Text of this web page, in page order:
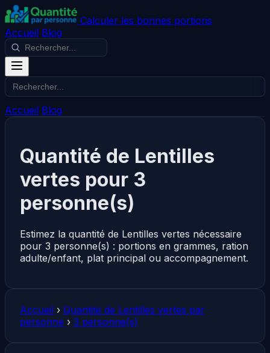
Calculer les bonnes portions
Accueil Blog
Accueil Blog
Quantité de Lentilles
vertes pour 3
personne(s)
Estimez la quantité de Lentilles vertes nécessaire
pour 3 personne(s) : portions en grammes, ration
adulte/enfant, plat principal ou accompagnement.
Accueil › Quantité de Lentilles vertes par
personne › 3 personne(s)